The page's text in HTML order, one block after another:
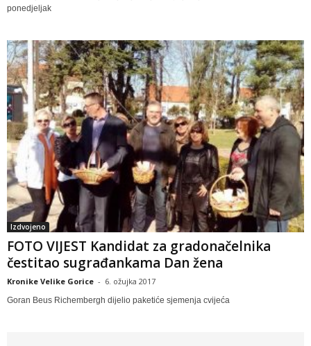
ponedjeljak
Izdvojeno
FOTO VIJEST Kandidat za gradonačelnika
čestitao sugrađankama Dan žena
Kronike Velike Gorice - 6. ožujka 2017
Goran Beus Richembergh dijelio paketiće sjemenja cvijeća